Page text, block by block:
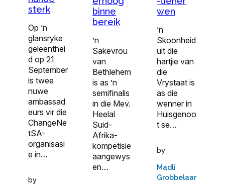
sterk
Op ’n
glansryke
geleenthei
d op 21
September
is twee
nuwe
ambassad
eurs vir die
ChangeNe
tSA-
organisasi
e in…
by
binne
bereik
’n
Sakevrou
van
Bethlehem
is as ’n
semifinalis
in die Mev.
Heelal
Suid-
Afrika-
kompetisie
aangewys
en…
wen
’n
Skoonheid
uit die
hartjie van
die
Vrystaat is
as die
wenner in
Huisgenoo
t se…
by
Madli
Grobbelaar